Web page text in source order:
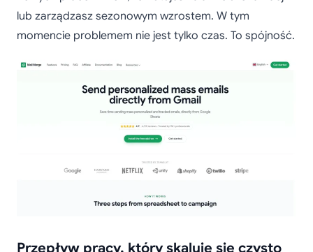
lub zarządzasz sezonowym wzrostem. W tym
momencie problemem nie jest tylko czas. To spójność.
Przepływ pracy, który skaluje się czysto